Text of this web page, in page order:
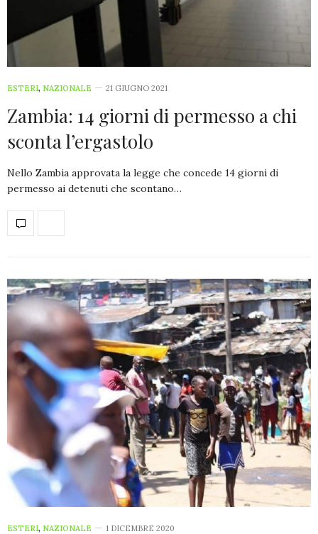
ESTERI, NAZIONALE 21 GIUGNO 2021
Zambia: 14 giorni di permesso a chi
sconta l’ergastolo
Nello Zambia approvata la legge che concede 14 giorni di
permesso ai detenuti che scontano…
ESTERI, NAZIONALE 1 DICEMBRE 2020